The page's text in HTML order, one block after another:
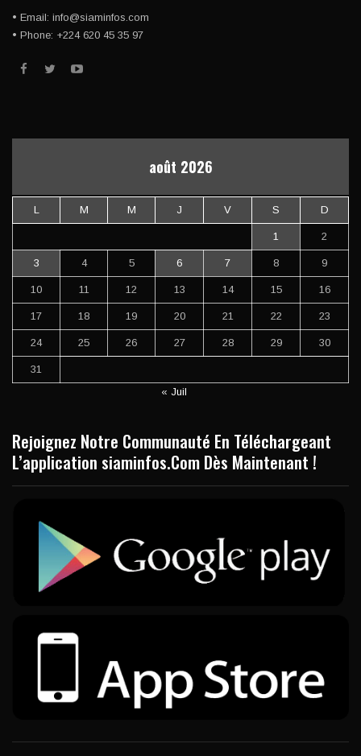
• Email: info@siaminfos.com
• Phone: +224 620 45 35 97
août 2026
L M M J V S D
1 2
3 4 5 6 7 8 9
10 11 12 13 14 15 16
17 18 19 20 21 22 23
24 25 26 27 28 29 30
31
« Juil
Rejoignez Notre Communauté En Téléchargeant
L’application siaminfos.Com Dès Maintenant !